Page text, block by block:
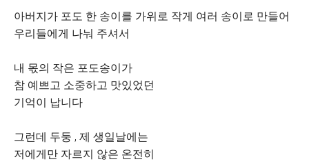
아버지가 포도 한 송이를 가위로 작게 여러 송이로 만들어
우리들에게 나눠 주셔서
내 몫의 작은 포도송이가
참 예쁘고 소중하고 맛있었던
기억이 납니다
그런데 두둥 , 제 생일날에는
저에게만 자르지 않은 온전히